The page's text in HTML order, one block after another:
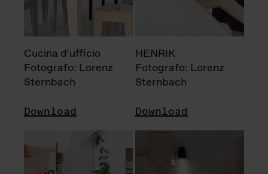
Cucina d'ufficio
Fotografo: Lorenz
Sternbach
Download
HENRIK
Fotografo: Lorenz
Sternbach
Download